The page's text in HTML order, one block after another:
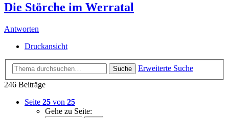
Die Störche im Werratal
Antworten
Druckansicht
Suche
Erweiterte Suche
246 Beiträge
Seite 25 von 25
Gehe zu Seite: